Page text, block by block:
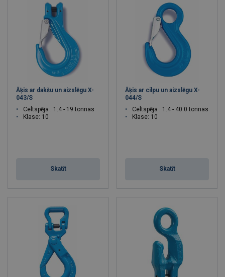
Āķis ar dakšu un aizslēgu X-
043/S
Celtspēja : 1.4 - 19 tonnas
Klase: 10
Skatīt
Āķis ar cilpu un aizslēgu X-
044/S
Celtspēja : 1.4 - 40.0 tonnas
Klase: 10
Skatīt